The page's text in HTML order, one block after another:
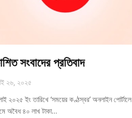
সংবাদের প্রতিবাদ
২৬, ২০২৫
২০২৫ ইং তারিখে ‘সময়ের কণ্ঠস্বর’ অনলাইন পোর্টালে
অবৈধ ৪০ লাখ টাকা…